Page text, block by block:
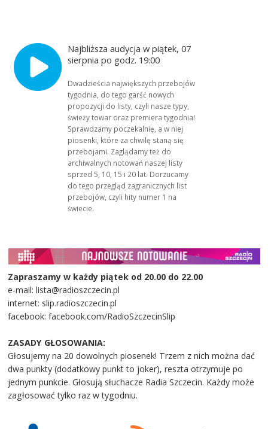
Najbliższa audycja w piątek, 07
sierpnia po godz. 19:00
Dwadzieścia największych przebojów
tygodnia, do tego garść nowych
propozycji do listy, czyli nasze typy,
świeży towar oraz premiera tygodnia!
Sprawdzamy poczekalnię, a w niej
piosenki, które za chwilę staną się
przebojami. Zaglądamy też do
archiwalnych notowań naszej listy
sprzed 5, 10, 15 i 20 lat. Dorzucamy
do tego przegląd zagranicznych list
przebojów, czyli hity numer 1 na
świecie.
Zapraszamy w każdy piątek od 20.00 do 22.00
e-mail: lista@radioszczecin.pl
internet: slip.radioszczecin.pl
facebook: facebook.com/RadioSzczecinSlip
ZASADY GŁOSOWANIA:
Głosujemy na 20 dowolnych piosenek! Trzem z nich można dać
dwa punkty (dodatkowy punkt to joker), reszta otrzymuje po
jednym punkcie. Głosują słuchacze Radia Szczecin. Każdy może
zagłosować tylko raz w tygodniu.